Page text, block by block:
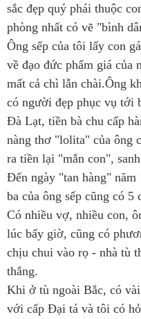
sắc đẹp quý phái thuộc
phòng nhất có vẽ "bình
Ông sếp của tôi lấy con
về đạo đức phẩm giá
mất cả chì lẫn chài.Ông
có người đẹp phục vụ tới
Đà Lạt, tiền bà chu cấp
nàng thơ "lolita" của ông
ra tiền lại "mắn con",
Đến ngày "tan hàng"
ba của ông sếp cũng có
Có nhiều vợ, nhiều con,
lúc bấy giờ, cũng có
chịu chui vào rọ - nhà tù
thắng.
Khi ở tù ngoài Bắc, có
với cấp Đại tá và tôi có